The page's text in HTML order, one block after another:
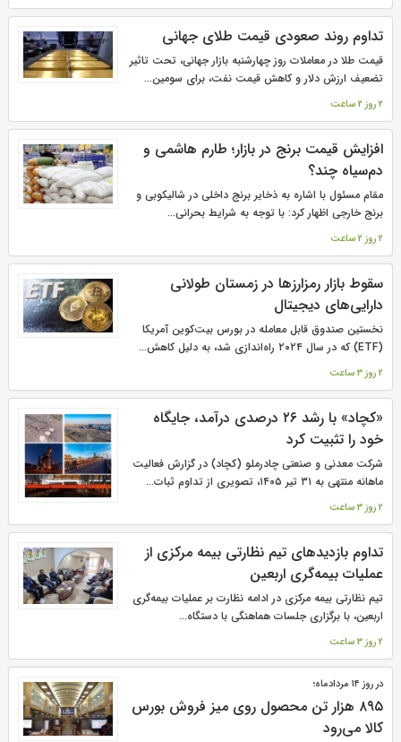
تداوم روند صعودی قیمت طلای جهانی
قیمت طلا در معاملات روز چهارشنبه بازار جهانی، تحت تاثیر
تضعیف ارزش دلار و کاهش قیمت نفت، برای سومین...
2 روز 2 ساعت
افزایش قیمت برنج در بازار؛ طارم هاشمی و
دم‌سیاه چند؟
مقام مسئول با اشاره به ذخایر برنج داخلی در شالیکوبی و
برنج خارجی اظهار کرد: با توجه به شرایط بحرانی...
2 روز 2 ساعت
سقوط بازار رمزارزها در زمستان طولانی
دارایی‌های دیجیتال
نخستین صندوق قابل معامله در بورس بیت‌کوین آمریکا
(ETF) که در سال ۲۰۲۴ راه‌اندازی شد، به دلیل کاهش...
2 روز 3 ساعت
«کچاد» با رشد ۲۶ درصدی درآمد، جایگاه
خود را تثبیت کرد
شرکت معدنی و صنعتی چادرملو (کچاد) در گزارش فعالیت
ماهانه منتهی به ۳۱ تیر ۱۴۰۵، تصویری از تداوم ثبات...
2 روز 3 ساعت
تداوم بازدیدهای تیم نظارتی بیمه مرکزی از
عملیات بیمه‌گری اربعین
تیم نظارتی بیمه مرکزی در ادامه نظارت بر عملیات بیمه‌گری
اربعین، با برگزاری جلسات هماهنگی با دستگاه‌...
2 روز 3 ساعت
در روز ۱۴ مردادماه؛
۸۹۵ هزار تن محصول روی میز فروش بورس
کالا می‌‌رود